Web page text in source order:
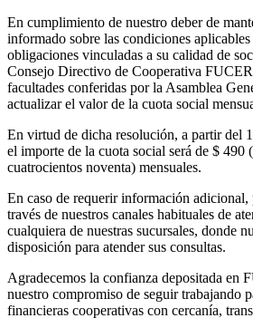
En cumplimiento de nuestro deber de
informado sobre las condiciones
obligaciones vinculadas a su calidad de
Consejo Directivo de Cooperativa
facultades conferidas por la Asamblea
actualizar el valor de la cuota social
En virtud de dicha resolución, a partir del
el importe de la cuota social será de $ 490
cuatrocientos noventa) mensuales.
En caso de requerir información adicional,
través de nuestros canales habituales de
cualquiera de nuestras sucursales, donde
disposición para atender sus consultas.
Agradecemos la confianza depositada en
nuestro compromiso de seguir trabajando
financieras cooperativas con cercanía,